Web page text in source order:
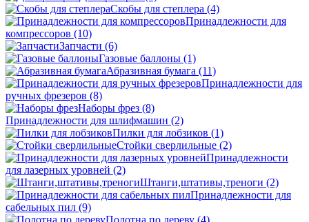
Скобы для степлера (4)
Принадлежности для
компрессоров (10)
Запчасти (6)
Газовые баллоны (1)
Абразивная бумага (11)
Принадлежности для
ручных фрезеров (8)
Наборы фрез (8)
Принадлежности для шлифмашин (2)
Пилки для лобзиков (1)
Стойки сверлильные (2)
Принадлежности
для лазерных уровней (2)
Штанги,штативы,треноги (2)
Принадлежности для
сабельных пил (9)